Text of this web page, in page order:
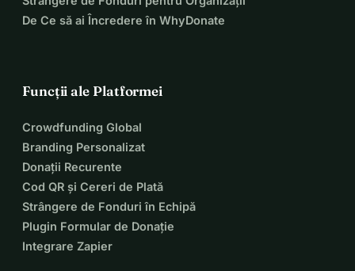
Facebook : https://facebook.com/truustruffelvantv
(sau dă clic pe bulina site-ului din partea de sus a acestei
pagini)
Fiecare euro și fiecare acțiune de
sprijin sunt binevenite. Mulțumim din
suflet!
De Ce să ai Încredere în WhyDonate
Funcții ale Platformei
Crowdfunding Global
Branding Personalizat
Donații Recurente
Cod QR și Cereri de Plată
Strângere de Fonduri în Echipă
Plugin Formular de Donație
Integrare Zapier